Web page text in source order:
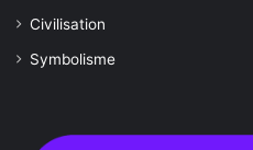
Civilisation
Symbolisme